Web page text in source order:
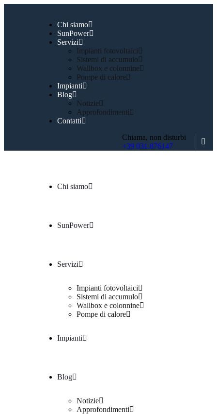
Chi siamo
SunPower
Servizi
Impianti fotovoltaici
Sistemi di accumulo
Wallbox e colonnine
Pompe di calore
Impianti
Blog
Notizie
Approfondimenti
Contatti
Chiama, non disturbi
+39 031.876147
Chi siamo
SunPower
Servizi
Impianti fotovoltaici
Sistemi di accumulo
Wallbox e colonnine
Pompe di calore
Impianti
Blog
Notizie
Approfondimenti